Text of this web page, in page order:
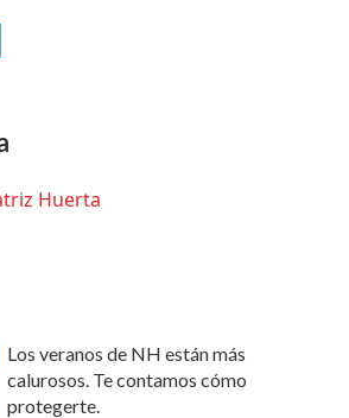
Huerta
Los veranos de NH están más
calurosos. Te contamos cómo
protegerte.